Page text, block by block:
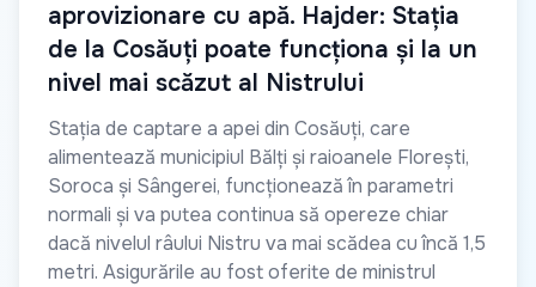
aprovizionare cu apă. Hajder: Stația
de la Cosăuți poate funcționa și la un
nivel mai scăzut al Nistrului
Stația de captare a apei din Cosăuți, care
alimentează municipiul Bălți și raioanele Florești,
Soroca și Sângerei, funcționează în parametri
normali și va putea continua să opereze chiar
dacă nivelul râului Nistru va mai scădea cu încă 1,5
metri. Asigurările au fost oferite de ministrul